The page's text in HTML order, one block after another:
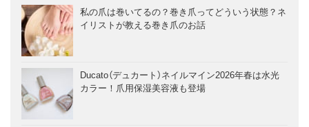
私の爪は巻いてるの？巻き爪ってどういう状態？ネ
イリストが教える巻き爪のお話
Ducato（デュカート）ネイルマイン2026年春は水光
カラー！爪用保湿美容液も登場